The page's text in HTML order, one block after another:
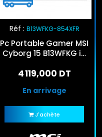
Réf : B13WFKG-854XFR
Pc Portable Gamer MSI
Cyborg 15 B13WFKG i5
RTX 5060
4 119,000 DT
En arrivage
J'achète